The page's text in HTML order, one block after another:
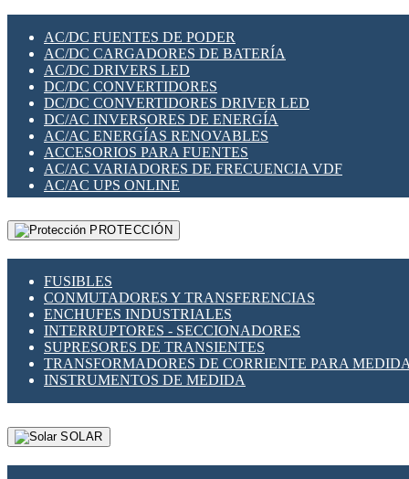
SWITCH Y MICROSWITCH
TARJETAS PI
UNIÓN Y DERIVACIÓN DE CABLE
PLACAS MODULARES IOT
SWITCHES Y REDES WIFI
SOLUCIONES IOT
SOLUCIONES LORAWAN
SOLUCIONES RED CELULAR
SEGURIDAD PARA REDES
SWITCHES LAN
TELEFONÍA IP (VOIP)
VIGILANCIA IP (CCTV)
MESHTASTIC
AC/DC FUENTES DE PODER
AC/DC CARGADORES DE BATERÍA
AC/DC DRIVERS LED
DC/DC CONVERTIDORES
DC/DC CONVERTIDORES DRIVER LED
DC/AC INVERSORES DE ENERGÍA
AC/AC ENERGÍAS RENOVABLES
ACCESORIOS PARA FUENTES
AC/AC VARIADORES DE FRECUENCIA VDF
AC/AC UPS ONLINE
PROTECCIÓN
FUSIBLES
CONMUTADORES Y TRANSFERENCIAS
ENCHUFES INDUSTRIALES
INTERRUPTORES - SECCIONADORES
SUPRESORES DE TRANSIENTES
TRANSFORMADORES DE CORRIENTE PARA
INSTRUMENTOS DE MEDIDA
SOLAR